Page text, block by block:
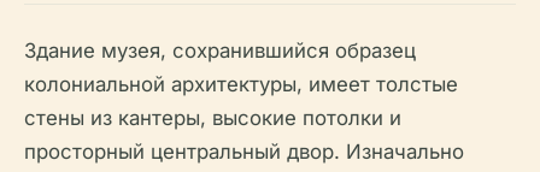
Здание музея, сохранившийся образец
колониальной архитектуры, имеет толстые
стены из кантеры, высокие потолки и
просторный центральный двор. Изначально